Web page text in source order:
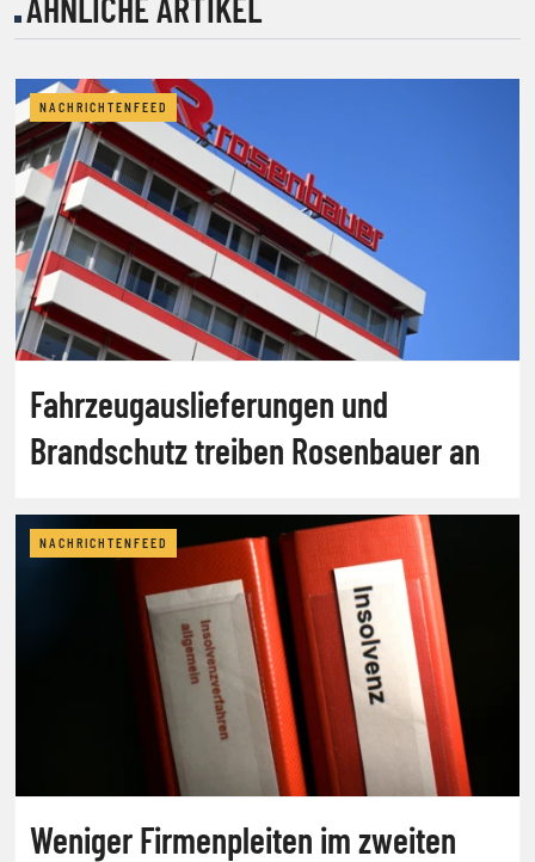
NACHRICHTENFEED
Fahrzeugauslieferungen und
Brandschutz treiben Rosenbauer an
NACHRICHTENFEED
Weniger Firmenpleiten im zweiten